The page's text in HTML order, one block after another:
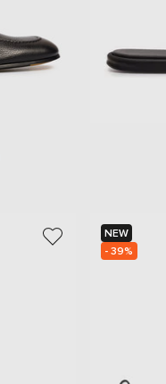
NEW
- 39%